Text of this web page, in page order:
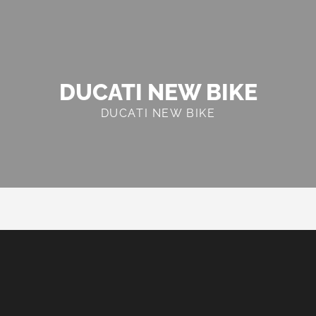
DUCATI NEW BIKE
DUCATI NEW BIKE